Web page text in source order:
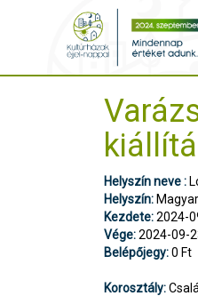
Helyszín neve :
Helyszín:
Kezdete:2024-
Vége:2024-09-
Belépőjegy:0 Ft
Korosztály: